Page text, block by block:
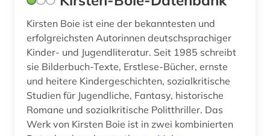
Soziologie (0)
Sport (0)
Technik (0)
Theologie und Religionswissenschaften (0)
Fertigungstechnik (0)
Kirsten Boie ist eine der bekanntesten und
erfolgreichsten Autorinnen deutschsprachiger
Kinder- und Jugendliteratur. Seit 1985 schreibt
sie Bilderbuch-Texte, Erstlese-Bücher, ernste
und heitere Kindergeschichten, sozialkritische
Studien für Jugendliche, Fantasy, historische
Romane und sozialkritische Politthriller. Das
Werk von Kirsten Boie ist in zwei kombinierten